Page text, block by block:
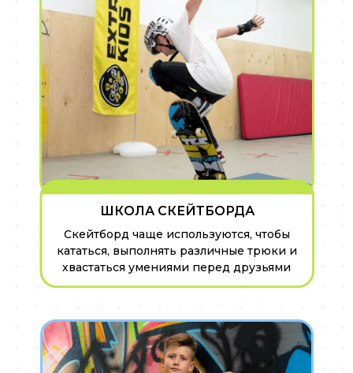
ШКОЛА СКЕЙТБОРДА
Скейтборд чаще используются, чтобы
кататься, выполнять различные трюки и
хвастаться умениями перед друзьями